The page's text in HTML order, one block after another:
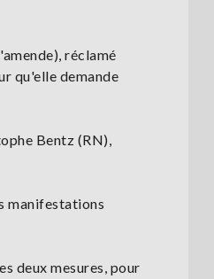
réclamé
qu'elle demande
Bentz (RN),
manifestations
deux mesures, pour